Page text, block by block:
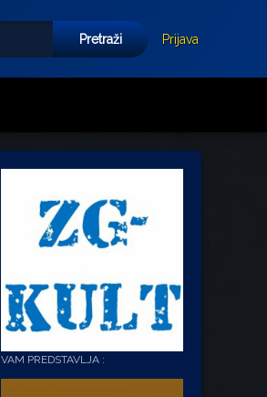
Prijava
VAM PREDSTAVLJA :